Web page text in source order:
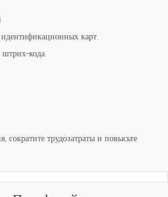
карт.
кода.
сократите трудозатраты и повысьте